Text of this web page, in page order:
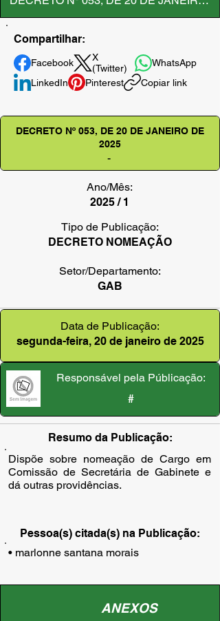
Compartilhar:
Facebook
X
(Twitter)
WhatsApp
LinkedIn
Pinterest Copiar link
DECRETO Nº 053, DE 20 DE JANEIRO DE
2025
-
Ano/Mês:
2025 / 1
Tipo de Publicação:
DECRETO NOMEAÇÃO
Setor/Departamento:
GAB
Data de Publicação:
segunda-feira, 20 de janeiro de 2025
Responsável pela Públicação:
#
Resumo da Publicação:
Dispõe sobre nomeação de Cargo em
Comissão de Secretária de Gabinete e
dá outras providências.
Pessoa(s) citada(s) na Publicação:
• marlonne santana morais
ANEXOS